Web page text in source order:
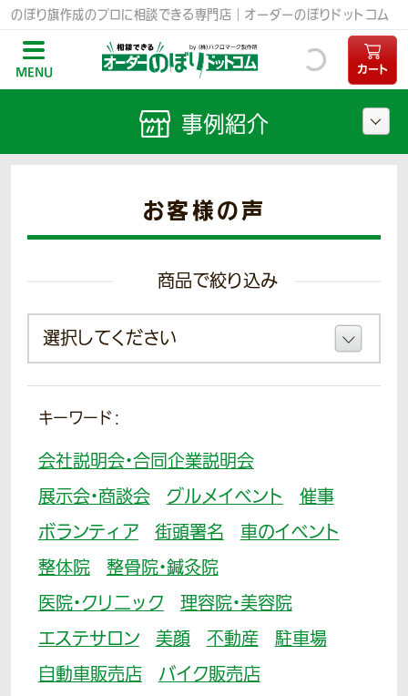
のぼり旗作成のプロに相談できる専門店｜オーダーのぼりドットコム
MENU カート
お客様の声
商品で絞り込み
キーワード：
会社説明会・合同企業説明会
展示会・商談会
グルメイベント
催事
ボランティア
街頭署名
車のイベント
整体院
整骨院・鍼灸院
医院・クリニック
理容院・美容院
エステサロン
美顔 不動産
駐車場
自動車販売店
バイク販売店
事例紹介